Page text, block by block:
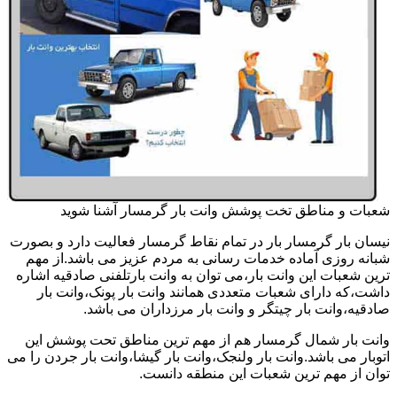
شعبات و مناطق تخت پوشش وانت بار گرمسار آشنا شوید
نیسان بار گرمسار بار در تمام نقاط گرمسار فعالیت دارد و بصورت
شبانه روزی آماده خدمات رسانی به مردم عزیز می باشد.از مهم
ترین شعبات این وانت بار،می توان به وانت بارتلفنی صادقیه اشاره
داشت،که دارای شعبات متعددی همانند وانت بار پونک،وانت بار
صادقیه،وانت بار چیتگر و وانت بار مرزداران می باشد.
وانت بار شمال گرمسار هم از مهم ترین مناطق تحت پوشش این
اتوبار می باشد.وانت بار ولنجک،وانت بار گیشا،وانت بار جردن را می
توان از مهم ترین شعبات این منطقه دانست.